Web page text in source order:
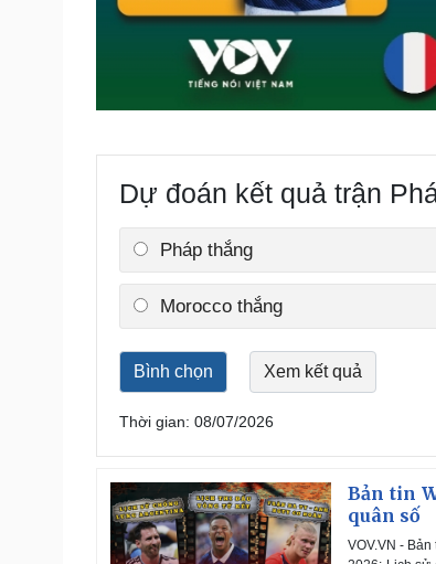
Dự đoán kết quả trận
Pháp thắng
Morocco thắng
Thời gian: 08/07/2026
Bản tin
quân số
VOV.VN -